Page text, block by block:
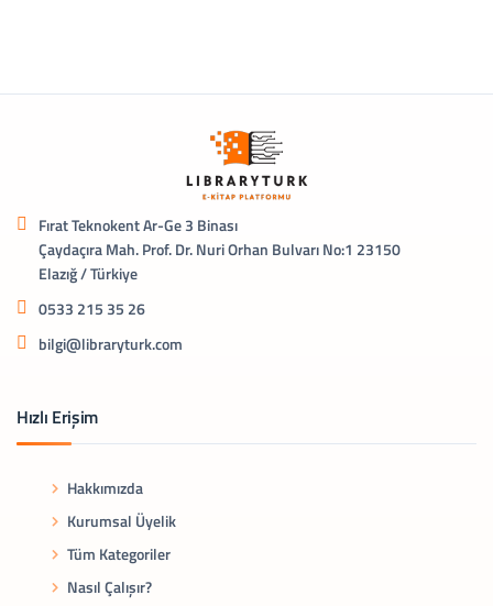
Fırat Teknokent Ar-Ge 3 Binası
Çaydaçıra Mah. Prof. Dr. Nuri Orhan Bulvarı No:1 23150
Elazığ / Türkiye
0533 215 35 26
bilgi@libraryturk.com
Hızlı Erişim
Hakkımızda
Kurumsal Üyelik
Tüm Kategoriler
Nasıl Çalışır?